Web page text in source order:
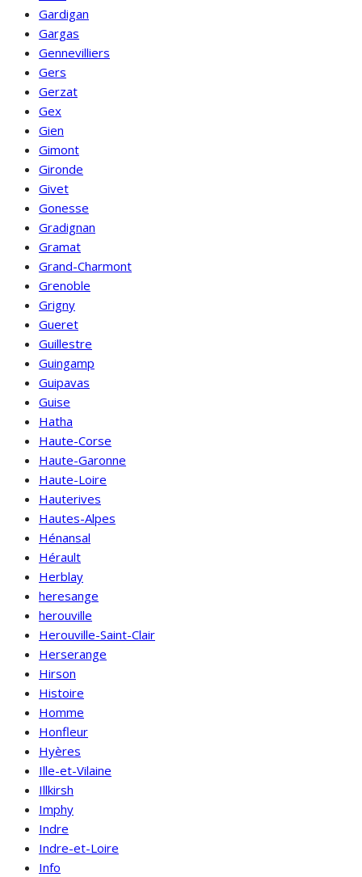
Gardigan
Gargas
Gennevilliers
Gers
Gerzat
Gex
Gien
Gimont
Gironde
Givet
Gonesse
Gradignan
Gramat
Grand-Charmont
Grenoble
Grigny
Gueret
Guillestre
Guingamp
Guipavas
Guise
Hatha
Haute-Corse
Haute-Garonne
Haute-Loire
Hauterives
Hautes-Alpes
Hénansal
Hérault
Herblay
heresange
herouville
Herouville-Saint-Clair
Herserange
Hirson
Histoire
Homme
Honfleur
Hyères
Ille-et-Vilaine
Illkirsh
Imphy
Indre
Indre-et-Loire
Info